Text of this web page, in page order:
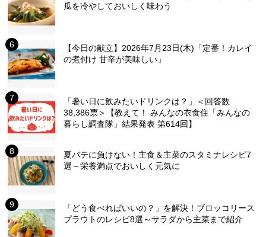
瓜を冷やしておいしく味わう
【今日の献立】2026年7月23日(木)「定番！カレイ
の煮付け 甘辛が美味しい」
「暑い日に飲みたいドリンクは？」＜回答数
38,386票＞【教えて！ みんなの衣食住「みんなの
暮らし調査隊」結果発表 第614回】
夏バテに負けない！主食＆主菜のスタミナレシピ7
選～栄養満点でおいしく元気に
「どう食べればいいの？」を解決！ブロッコリース
プラウトのレシピ8選～サラダから主菜まで紹介